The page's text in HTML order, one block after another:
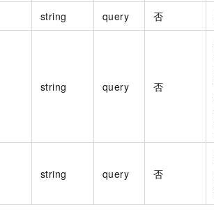
string query 否
string query 否
string query 否